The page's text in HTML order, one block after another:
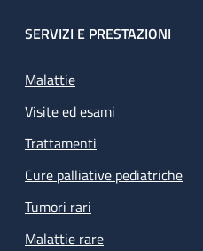
SERVIZI E PRESTAZIONI
Malattie
Visite ed esami
Trattamenti
Cure palliative pediatriche
Tumori rari
Malattie rare